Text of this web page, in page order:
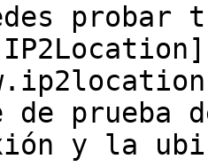
probar
de prueba
y la